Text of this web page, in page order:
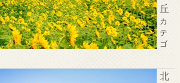
丘
カ
テ
ゴ
北